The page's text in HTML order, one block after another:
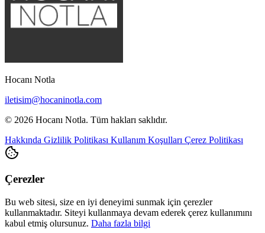
Hocanı Notla
iletisim@hocaninotla.com
© 2026 Hocanı Notla. Tüm hakları saklıdır.
Hakkında Gizlilik Politikası Kullanım Koşulları Çerez Politikası
Çerezler
Bu web sitesi, size en iyi deneyimi sunmak için çerezler
kullanmaktadır. Siteyi kullanmaya devam ederek çerez kullanımını
kabul etmiş olursunuz. Daha fazla bilgi